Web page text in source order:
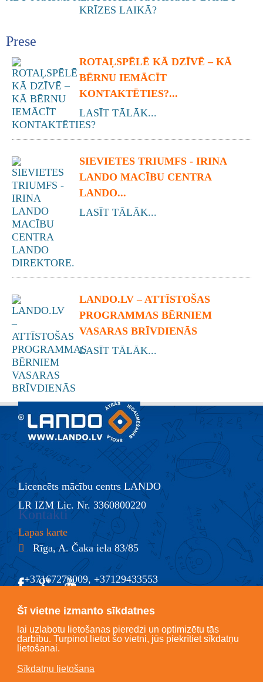
Šī vietne izmanto sīkdatnes
lai uzlabotu lietošanas pieredzi un optimizētu tās
darbību. Turpinot lietot šo vietni, jūs piekrītiet sīkdatņu
lietošanai.
Sīkdatņu lietošana
Prese
ROTAĻSPĒLĒ KĀ DZĪVĒ – KĀ
BĒRNU IEMĀCĪT
KONTAKTĒTIES?...
LASĪT TĀLĀK...
SIEVIETES TRIUMFS - IRINA
LANDO MACĪBU CENTRA
LANDO...
LASĪT TĀLĀK...
LANDO.LV – ATTĪSTOŠAS
PROGRAMMAS BĒRNIEM
VASARAS BRĪVDIENĀS
LASĪT TĀLĀK...
Licencēts mācību centrs LANDO
LR IZM Lic. Nr. 3360800220
Lapas karte
Kontakti
Rīga, A. Čaka iela 83/85
+37167273009, +37129433553
@ info@lando.lv